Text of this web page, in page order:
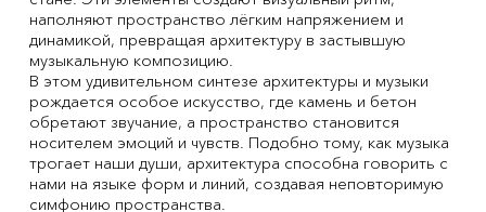
наполняют пространство лёгким напряжением и
динамикой, превращая архитектуру в застывшую
музыкальную композицию.
В этом удивительном синтезе архитектуры и музыки
рождается особое искусство, где камень и бетон
обретают звучание, а пространство становится
носителем эмоций и чувств. Подобно тому, как музыка
трогает наши души, архитектура способна говорить с
нами на языке форм и линий, создавая неповторимую
симфонию пространства.